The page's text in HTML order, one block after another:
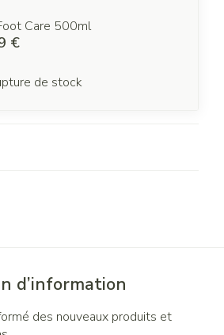
Care 500ml
€
de stock
d’information
des nouveaux produits et